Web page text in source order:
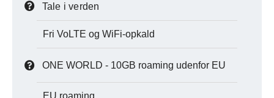
Tale i verden
Fri VoLTE og WiFi-opkald
ONE WORLD - 10GB roaming udenfor EU